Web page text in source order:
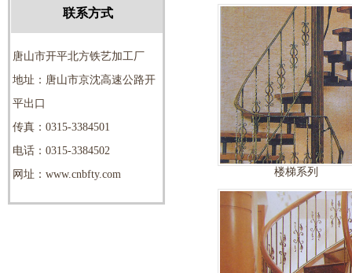
楼梯系列
联系方式
唐山市开平北方铁艺加工厂
地址：唐山市京沈高速公路开
平出口
传真：0315-3384501
电话：0315-3384502
网址：www.cnbfty.com